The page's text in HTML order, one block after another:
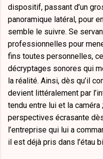
dispositif, passant d’un
panoramique latéral, pour
semble le suivre. Se
professionnelles pour
fins toutes personnelles,
décryptages sonores qui
la réalité. Ainsi, dès qu’il
devient littéralement par
tendu entre lui et la
perspectives écrasante
l’entreprise qui lui a
il est déjà pris dans l’étau